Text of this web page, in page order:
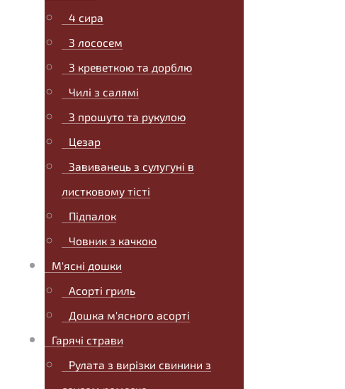
4 сира
З лососем
З креветкою та дорблю
Чилі з салямі
З прошуто та рукулою
Цезар
Завиванець з сулугуні в
листковому тісті
Підпалок
Човник з качкою
М'ясні дошки
Асорті гриль
Дошка м'ясного асорті
Гарячі страви
Рулата з вирізки свинини з